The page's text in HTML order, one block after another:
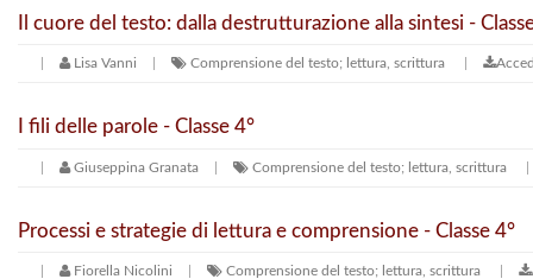
Il cuore del testo: dalla destrutturazione alla sintesi -
Lisa Vanni Comprensione del testo; lettura, scrittura
I fili delle parole - Classe 4°
Giuseppina Granata Comprensione del testo; lettura, scrittura
Processi e strategie di lettura e comprensione - Classe 4°
Fiorella Nicolini Comprensione del testo; lettura, scrittura